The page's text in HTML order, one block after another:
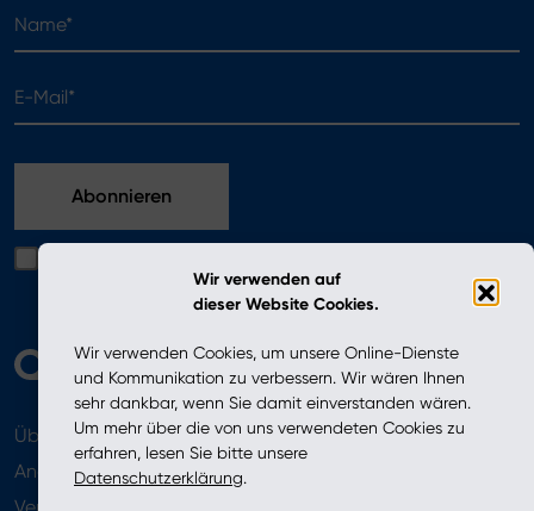
Wir verwenden auf
dieser Website Cookies.
Wir verwenden Cookies, um unsere Online-Dienste
und Kommunikation zu verbessern. Wir wären Ihnen
sehr dankbar, wenn Sie damit einverstanden wären.
Um mehr über die von uns verwendeten Cookies zu
erfahren, lesen Sie bitte unsere
Datenschutzerklärung.
Ich bestätige, dass ich die in der Datenschutzerklärung
enthaltenen Bedingungen gelesen habe
Über uns
Angebot
Aktuelles
Verkaufsstellen